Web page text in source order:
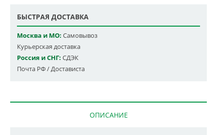
БЫСТРАЯ ДОСТАВКА
Москва и МО: Самовывоз
Курьерская доставка
Россия и СНГ: СДЭК
Почта РФ / Достависта
ОПИСАНИЕ